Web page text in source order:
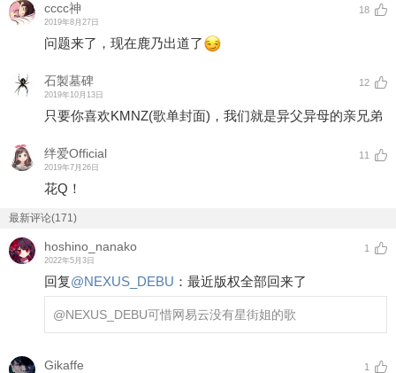
cccc神
2019年8月27日
18
问题来了，现在鹿乃出道了
石製墓碑
2019年10月13日
12
只要你喜欢KMNZ(歌单封面)，我们就是异父异母的亲兄弟
绊爱Official
2019年7月26日
11
花Q！
最新评论(171)
hoshino_nanako
2022年5月3日
1
回复@NEXUS_DEBU ： 最近版权全部回来了
@NEXUS_DEBU可惜网易云没有星街姐的歌
Gikaffe 1